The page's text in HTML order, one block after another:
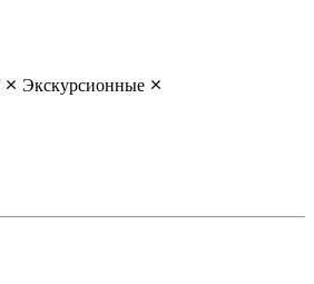
Экскурсионные